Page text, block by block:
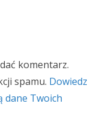
komentarz.
spamu. Dowiedz
dane Twoich